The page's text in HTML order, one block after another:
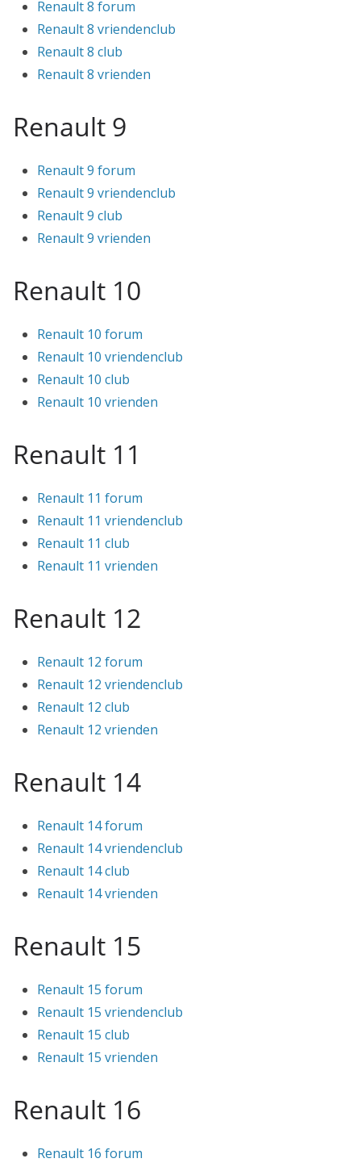
Renault 8 forum
Renault 8 vriendenclub
Renault 8 club
Renault 8 vrienden
Renault 9
Renault 9 forum
Renault 9 vriendenclub
Renault 9 club
Renault 9 vrienden
Renault 10
Renault 10 forum
Renault 10 vriendenclub
Renault 10 club
Renault 10 vrienden
Renault 11
Renault 11 forum
Renault 11 vriendenclub
Renault 11 club
Renault 11 vrienden
Renault 12
Renault 12 forum
Renault 12 vriendenclub
Renault 12 club
Renault 12 vrienden
Renault 14
Renault 14 forum
Renault 14 vriendenclub
Renault 14 club
Renault 14 vrienden
Renault 15
Renault 15 forum
Renault 15 vriendenclub
Renault 15 club
Renault 15 vrienden
Renault 16
Renault 16 forum